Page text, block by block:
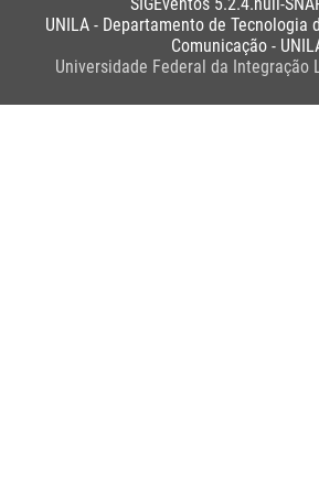
UNILA - Departamento de Tecnologia
Comunicação -
Universidade Federal da Integração